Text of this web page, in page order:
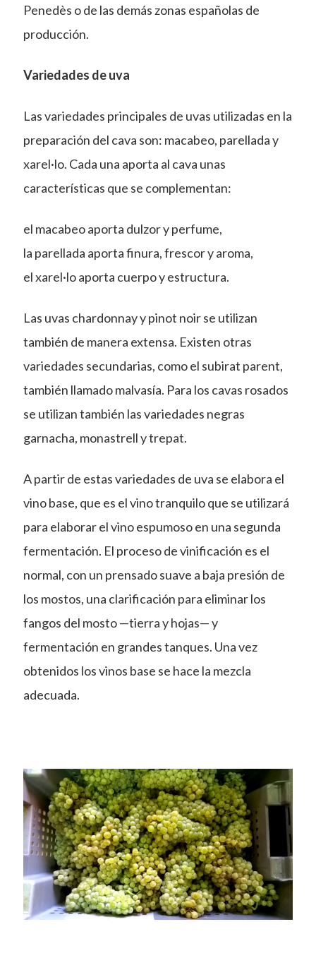
Penedès o de las demás zonas españolas de
producción.
Variedades de uva
Las variedades principales de uvas utilizadas en la
preparación del cava son: macabeo, parellada y
xarel·lo. Cada una aporta al cava unas
características que se complementan:
el macabeo aporta dulzor y perfume,
la parellada aporta finura, frescor y aroma,
el xarel·lo aporta cuerpo y estructura.
Las uvas chardonnay y pinot noir se utilizan
también de manera extensa. Existen otras
variedades secundarias, como el subirat parent,
también llamado malvasía. Para los cavas rosados
se utilizan también las variedades negras
garnacha, monastrell y trepat.
A partir de estas variedades de uva se elabora el
vino base, que es el vino tranquilo que se utilizará
para elaborar el vino espumoso en una segunda
fermentación. El proceso de vinificación es el
normal, con un prensado suave a baja presión de
los mostos, una clarificación para eliminar los
fangos del mosto —tierra y hojas— y
fermentación en grandes tanques. Una vez
obtenidos los vinos base se hace la mezcla
adecuada.